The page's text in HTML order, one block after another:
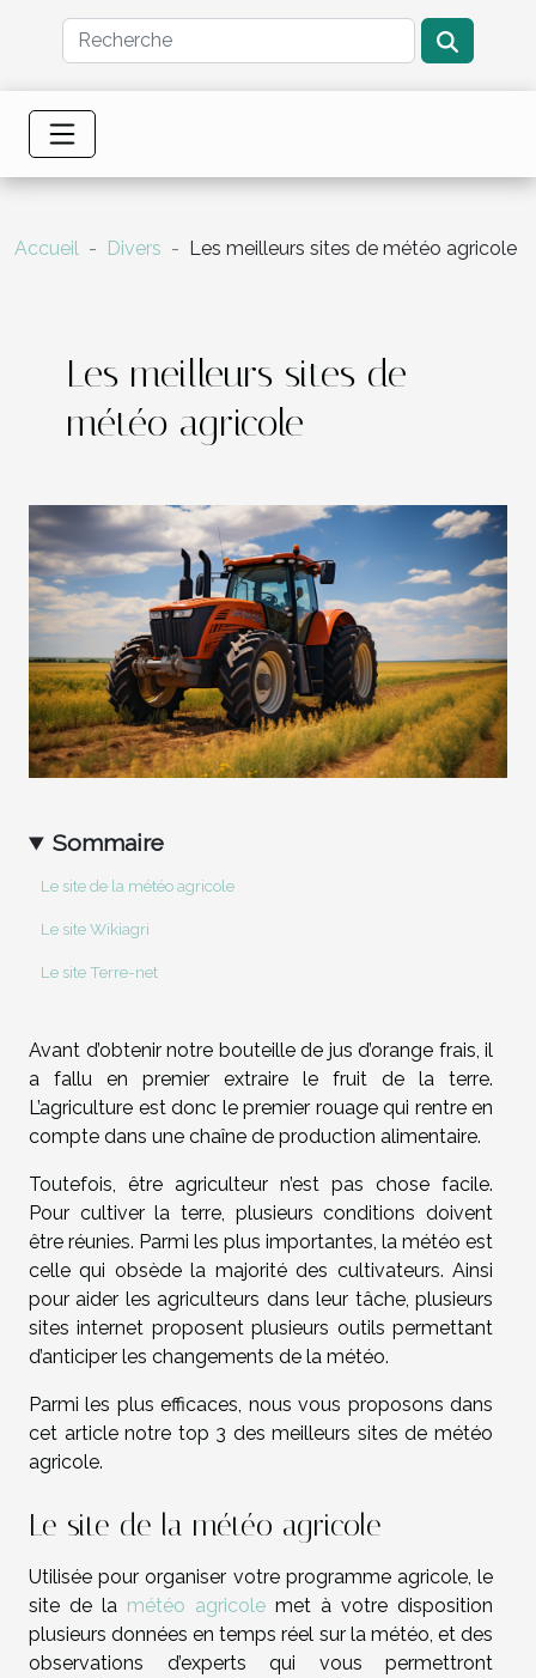
Accueil Divers Les meilleurs sites de météo agricole
Les meilleurs sites de
météo agricole
Sommaire
Le site de la météo agricole
Le site Wikiagri
Le site Terre-net
Avant d’obtenir notre bouteille de jus d’orange frais, il
a fallu en premier extraire le fruit de la terre.
L’agriculture est donc le premier rouage qui rentre en
compte dans une chaîne de production alimentaire.
Toutefois, être agriculteur n’est pas chose facile.
Pour cultiver la terre, plusieurs conditions doivent
être réunies. Parmi les plus importantes, la météo est
celle qui obsède la majorité des cultivateurs. Ainsi
pour aider les agriculteurs dans leur tâche, plusieurs
sites internet proposent plusieurs outils permettant
d’anticiper les changements de la météo.
Parmi les plus efficaces, nous vous proposons dans
cet article notre top 3 des meilleurs sites de météo
agricole.
Le site de la météo agricole
Utilisée pour organiser votre programme agricole, le
site de la météo agricole met à votre disposition
plusieurs données en temps réel sur la météo, et des
observations d’experts qui vous permettront